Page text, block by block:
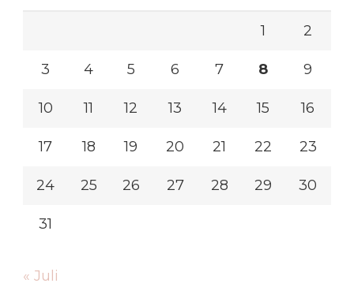
1 2
3 4 5 6 7 8 9
10 11 12 13 14 15 16
17 18 19 20 21 22 23
24 25 26 27 28 29 30
31
« Juli